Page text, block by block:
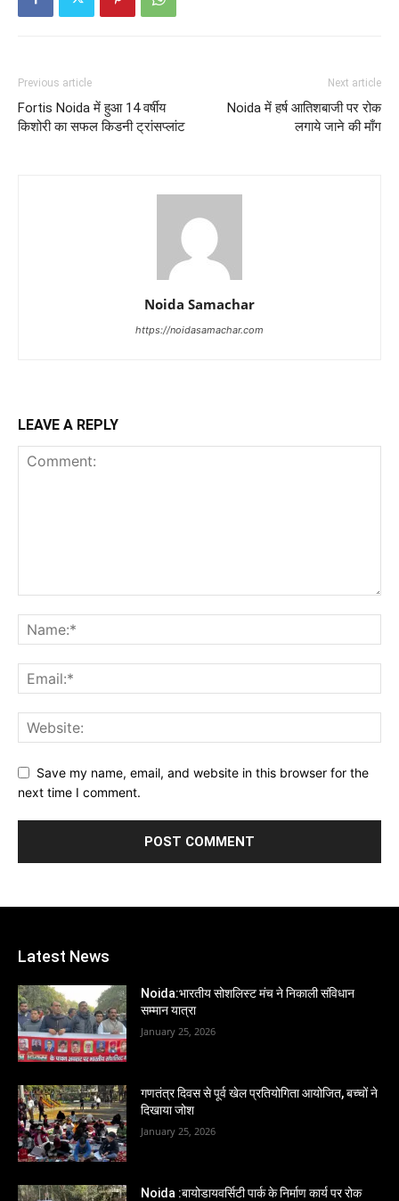
Previous article
Fortis Noida में हुआ 14 वर्षीय
किशोरी का सफल किडनी ट्रांसप्लांट
Next article
Noida में हर्ष आतिशबाजी पर रोक
लगाये जाने की माँग
Noida Samachar
https://noidasamachar.com
LEAVE A REPLY
Save my name, email, and website in this browser for the
next time I comment.
Latest News
Noida:भारतीय सोशलिस्ट मंच ने निकाली संविधान
सम्मान यात्रा
January 25, 2026
गणतंत्र दिवस से पूर्व खेल प्रतियोगिता आयोजित, बच्चों ने
दिखाया जोश
January 25, 2026
Noida :बायोडायवर्सिटी पार्क के निर्माण कार्य पर रोक